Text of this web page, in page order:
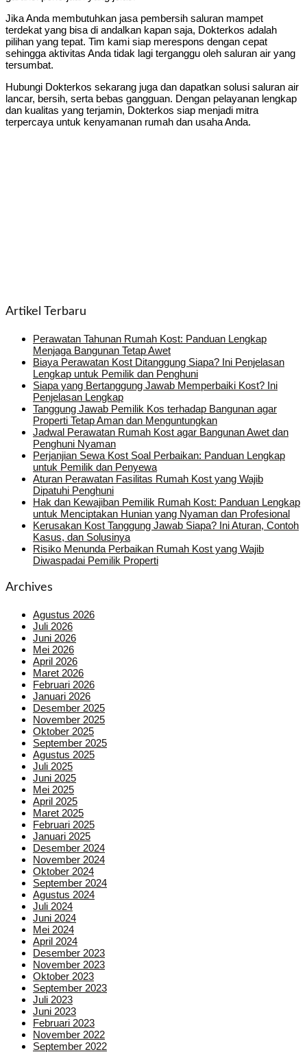
Jika Anda membutuhkan jasa pembersih saluran mampet
terdekat yang bisa di andalkan kapan saja, Dokterkos adalah
pilihan yang tepat. Tim kami siap merespons dengan cepat
sehingga aktivitas Anda tidak lagi terganggu oleh saluran air yang
tersumbat.
Hubungi Dokterkos sekarang juga dan dapatkan solusi saluran air
lancar, bersih, serta bebas gangguan. Dengan pelayanan lengkap
dan kualitas yang terjamin, Dokterkos siap menjadi mitra
terpercaya untuk kenyamanan rumah dan usaha Anda.
Artikel Terbaru
Perawatan Tahunan Rumah Kost: Panduan Lengkap
Menjaga Bangunan Tetap Awet
Biaya Perawatan Kost Ditanggung Siapa? Ini Penjelasan
Lengkap untuk Pemilik dan Penghuni
Siapa yang Bertanggung Jawab Memperbaiki Kost? Ini
Penjelasan Lengkap
Tanggung Jawab Pemilik Kos terhadap Bangunan agar
Properti Tetap Aman dan Menguntungkan
Jadwal Perawatan Rumah Kost agar Bangunan Awet dan
Penghuni Nyaman
Perjanjian Sewa Kost Soal Perbaikan: Panduan Lengkap
untuk Pemilik dan Penyewa
Aturan Perawatan Fasilitas Rumah Kost yang Wajib
Dipatuhi Penghuni
Hak dan Kewajiban Pemilik Rumah Kost: Panduan Lengkap
untuk Menciptakan Hunian yang Nyaman dan Profesional
Kerusakan Kost Tanggung Jawab Siapa? Ini Aturan, Contoh
Kasus, dan Solusinya
Risiko Menunda Perbaikan Rumah Kost yang Wajib
Diwaspadai Pemilik Properti
Archives
Agustus 2026
Juli 2026
Juni 2026
Mei 2026
April 2026
Maret 2026
Februari 2026
Januari 2026
Desember 2025
November 2025
Oktober 2025
September 2025
Agustus 2025
Juli 2025
Juni 2025
Mei 2025
April 2025
Maret 2025
Februari 2025
Januari 2025
Desember 2024
November 2024
Oktober 2024
September 2024
Agustus 2024
Juli 2024
Juni 2024
Mei 2024
April 2024
Desember 2023
November 2023
Oktober 2023
September 2023
Juli 2023
Juni 2023
Februari 2023
November 2022
September 2022